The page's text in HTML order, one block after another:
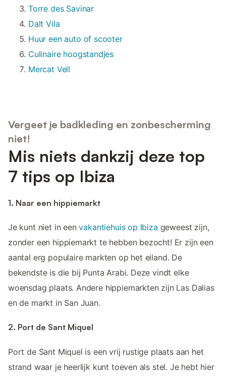
Torre des Savinar
Dalt Vila
Huur een auto of scooter
Culinaire hoogstandjes
Mercat Vell
Vergeet je badkleding en zonbescherming
niet!
Mis niets dankzij deze top
7 tips op Ibiza
1. Naar een hippiemarkt
Je kunt niet in eenvakantiehuis op Ibiza geweest zijn,
zonder een hippiemarkt te hebben bezocht! Er zijn een
aantal erg populaire markten op het eiland. De
bekendste is die bij Punta Arabi. Deze vindt elke
woensdag plaats. Andere hippiemarkten zijn Las Dalias
en de markt in San Juan.
2. Port de Sant Miquel
Port de Sant Miquel is een vrij rustige plaats aan het
strand waar je heerlijk kunt toeven als stel. Je hebt hier